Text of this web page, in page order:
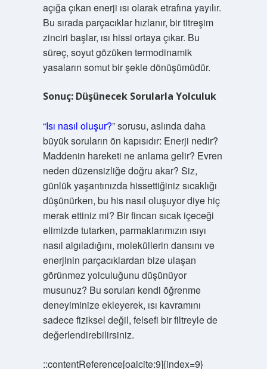
açığa çıkan enerji ısı olarak etrafına yayılır.
Bu sırada parçacıklar hızlanır, bir titreşim
zinciri başlar, ısı hissi ortaya çıkar. Bu
süreç, soyut gözüken termodinamik
yasaların somut bir şekle dönüşümüdür.
Sonuç: Düşünecek Sorularla Yolculuk
“Isı nasıl oluşur?” sorusu, aslında daha
büyük soruların ön kapısıdır: Enerji nedir?
Maddenin hareketi ne anlama gelir? Evren
neden düzensizliğe doğru akar? Siz,
günlük yaşantınızda hissettiğiniz sıcaklığı
düşünürken, bu his nasıl oluşuyor diye hiç
merak ettiniz mi? Bir fincan sıcak içeceği
elimizde tutarken, parmaklarımızın ısıyı
nasıl algıladığını, moleküllerin dansını ve
enerjinin parçacıklardan bize ulaşan
görünmez yolculuğunu düşünüyor
musunuz? Bu soruları kendi öğrenme
deneyiminize ekleyerek, ısı kavramını
sadece fiziksel değil, felsefi bir filtreyle de
değerlendirebilirsiniz.
::contentReference[oaicite:9]{index=9}